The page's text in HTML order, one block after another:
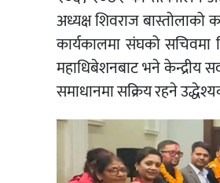
अध्यक्ष शिवराज बास्तोलाको
कार्यकालमा संघको सचिवमा
महाधिबेशनबाट भने केन्द्रीय
समाधानमा सक्रिय रहने